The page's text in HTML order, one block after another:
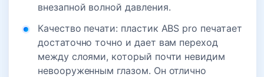
внезапной волной давления.
Качество печати: пластик ABS pro печатает
достаточно точно и дает вам переход
между слоями, который почти невидим
невооруженным глазом. Он отлично